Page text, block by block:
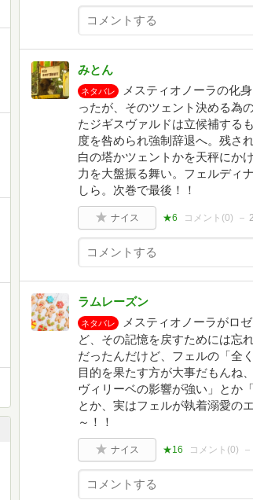
みとん
ネタバレ
メスティオノーラの化
ったが、そのツェント決める為
たジギスヴァルドは立候補する
度を咎められ強制辞退へ。残さ
白の塔かツェントかを天秤にか
力を大盤振る舞い。フェルディ
しら。次巻で最後！！
ナイス ★6 コメント(0)
ラムレーズン
ネタバレ
メスティオノーラがロ
ど、その記憶を戻すためには忘
だったんだけど、フェルの「全
目的を果たす方が大事だもんね
ヴィリーベの影響が強い」とか
とか、実はフェルが執着溺愛の
～！！
ナイス ★16 コメント(0)